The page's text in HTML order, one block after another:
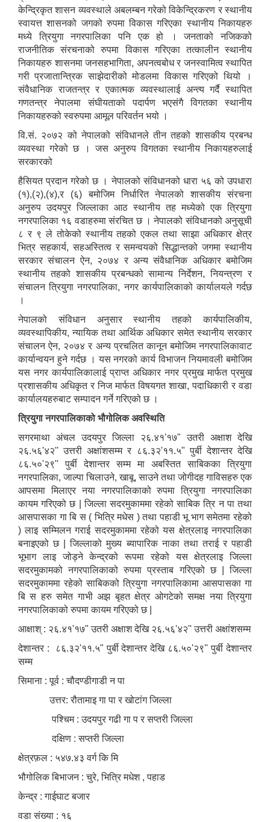
केन्द्रिकृत शासन व्यवस्थाले अबलम्बन गरेको विकेन्द्रिकरण र स्थानीय
स्वायत्त शासनको जगको रुपमा विकास गरिएका स्थानीय निकायहरु
मध्ये त्रियुगा नगरपालिका पनि एक हो । जनताको नजिकको
राजनीतिक संरचनाको रुपमा विकास गरिएका तत्कालीन स्थानीय
निकायहरु शासनमा जनसहभागिता, अपनत्वबोध र जनस्वामित्व स्थापित
गरी प्रजातान्त्रिक साझेदारीको मोडलमा विकास गरिएको थियो ।
संवैधानिक राजतन्त्र र एकात्मक व्यवस्थालाई अन्त्य गर्दै स्थापित
गणतन्त्र नेपालमा संघीयताको पदार्पण भएसंगै विगतका स्थानीय
निकायहरुको स्वरुपमा आमूल परिवर्तन भयो ।
वि.सं. २०७२ को नेपालको संविधानले तीन तहको शासकीय प्रबन्ध
व्यवस्था गरेको छ । जस अनुरुप विगतका स्थानीय निकायहरुलाई
सरकारको
हैसियत प्रदान गरेको छ । नेपालको संविधानको धारा ५६ को उपधारा
(१),(२),(४),र (६) बमोजिम निर्धारित नेपालको शासकीय संरचना
अनुरुप उदयपुर जिल्लाका आठ स्थानीय तह मध्येको एक त्रियुगा
नगरपालिका १६ वडाहरुमा संरचित छ । नेपालको संविधानको अनुसूची
८ र ९ ले तोकेको स्थानीय तहको एकल तथा साझा अधिकार क्षेत्र
भित्र सहकार्य, सहअस्तित्व र समन्वयको सिद्धान्तको जगमा स्थानीय
सरकार संचालन ऐन, २०७४ र अन्य संवैधानिक अधिकार बमोजिम
स्थानीय तहको शासकीय प्रबन्धको सामान्य निर्देशन, नियन्त्रण र
संचालन त्रियुगा नगरपालिका, नगर कार्यपालिकाको कार्यालयले गर्दछ
।
नेपालको संविधान अनुसार स्थानीय तहको कार्यपालिकीय,
व्यवस्थापिकीय, न्यायिक तथा आर्थिक अधिकार समेत स्थानीय सरकार
संचालन ऐन, २०७४ र अन्य प्रचलित कानून बमोजिम नगरपालिकावाट
कार्यान्वयन हुने गर्दछ । यस नगरको कार्य विभाजन नियमावली बमोजिम
यस नगर कार्यपालिकालाई प्राप्त अधिकार नगर प्रमुख मार्फत प्रमुख
प्रशासकीय अधिकृत र निज मार्फत विषयगत शाखा, पदाधिकारी र वडा
कार्यालयहरुबाट सम्पादन गर्ने गरिएको छ ।
त्रियुगा नगरपालिकाको भौगोलिक अवस्थिति
सगरमाथा अंचल उदयपुर जिल्ला २६.४१'१७" उतरी अक्षाश देखि
२६.५६'४२'' उत्तरी अक्षांशसम्म र ८६.३२'११.५" पुर्बी देशान्तर देखि
८६.५०'२९'' पुर्बी देशान्तर सम्म मा अबस्तित साबिकका त्रियुगा
नगरपालिका, जाल्पा चिलाउने, खाबू, साउने तथा जोगीदह गाविसहरु एक
आपसमा मिलाएर नया नगरपालिकाको रुपमा त्रियुगा नगरपालिका
कायम गरिएको छ | जिल्ला सदरमुकाममा रहेको साबिक त्रि न पा तथा
आसपासका गा बि स ( भित्रि मधेस ) तथा पहाडी भू भाग समेतमा रहेको
) लाइ सम्मिलन गराई सदरमुकाममा रहेको यस क्षेत्रलाइ नगरपालिका
बनाइएको छ | जिल्लाको मुख्य ब्यापारिक नाका तथा तराई र पहाडी
भूभाग लाइ जोड्ने केन्द्रको रूपमा रहेको यस क्षेत्रलाइ जिल्ला
सदरमुकामको नगरपालिकाको रुपमा प्रस्ताब गरिएको छ | जिल्ला
सदरमुकाममा रहेको साबिकको त्रियुगा नगरपालिकामा आसपासका गा
बि स हरु समेत गाभी अझ बृहत क्षेत्र ओगटेको समक्ष नया त्रियुगा
नगरपालिकाको रुपमा कायम गरिएको छ |
आक्षाश् : २६.४१'१७" उतरी अक्षाश देखि २६.५६'४२'' उत्तरी अक्षांशसम्म
देशान्तर : ८६.३२'११.५" पुर्बी देशान्तर देखि ८६.५०'२९'' पुर्बी देशान्तर
सम्म
सिमाना : पूर्व : चौदण्डीगाडी न पा
उत्तर: रौतामाइ गा पा र खोटांग जिल्ला
पश्चिम : उदयपुर गढी गा प र सप्तरी जिल्ला
दक्षिण : सप्तरी जिल्ला
क्षेत्रफ़ल : ५४७.४३ वर्ग कि मि
भौगोलिक बिभाजन : चुरे, भित्रि मधेश , पहाड
केन्द्र : गाईघाट बजार
वडा संख्या : १६